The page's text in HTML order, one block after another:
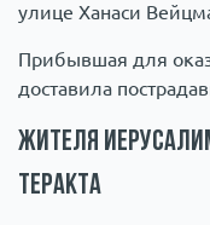
улице Ханаси
Прибывшая для
доставила
Жителя
теракта